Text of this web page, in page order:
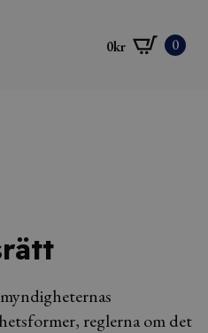
0kr 0
reglerna om det